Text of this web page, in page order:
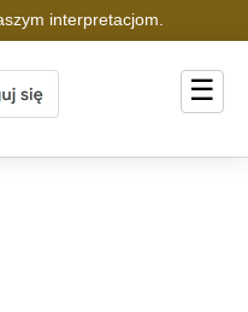
interpretacjom.
☰